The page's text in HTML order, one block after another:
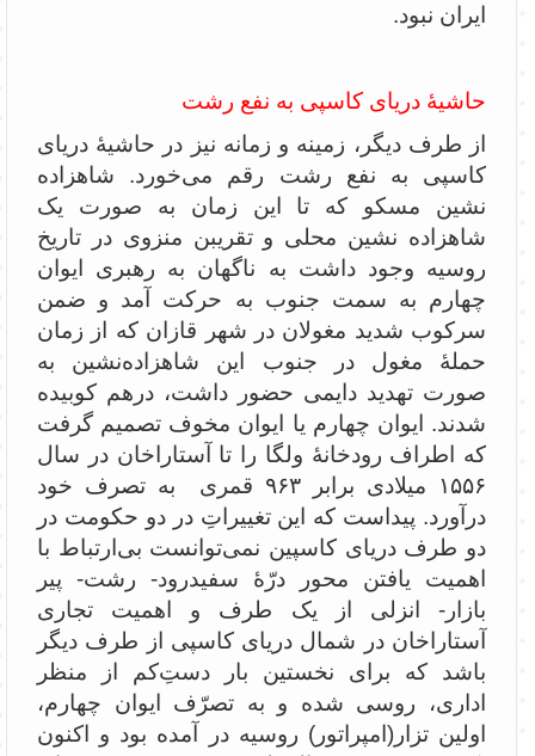
ایران نبود.
حاشیۀ دریای کاسپی به نفع رشت
از طرف دیگر، زمینه و زمانه نیز در حاشیۀ دریای
کاسپی به نفع رشت رقم می‌خورد. شاهزاده
نشین مسکو که تا این زمان به صورت یک
شاهزاده نشین محلی و تقریبن منزوی در تاریخ
روسیه وجود داشت به ناگهان به رهبری ایوان
چهارم به سمت جنوب به حرکت آمد و ضمن
سرکوب شدید مغولان در شهر قازان که از زمان
حملۀ مغول در جنوب این شاهزاده‌نشین به
صورت تهدید دایمی حضور داشت، درهم کوبیده
شدند. ایوان چهارم یا ایوان مخوف تصمیم گرفت
که اطراف رودخانۀ ولگا را تا آستاراخان در سال
۱۵۵۶ میلادی برابر ۹۶۳ قمری به تصرف خود
درآورد. پیداست که این تغییراتِ در دو حکومت در
دو طرف دریای کاسپین نمی‌توانست بی‌ارتباط با
اهمیت یافتن محور درّۀ سفیدرود- رشت- پیر
بازار- انزلی از یک طرف و اهمیت تجاری
آستاراخان در شمال دریای کاسپی از طرف دیگر
باشد که برای نخستین بار دستِ‌کم از منظر
اداری، روسی شده و به تصرّف ایوان چهارم،
اولین تزار(امپراتور) روسیه در آمده بود و اکنون